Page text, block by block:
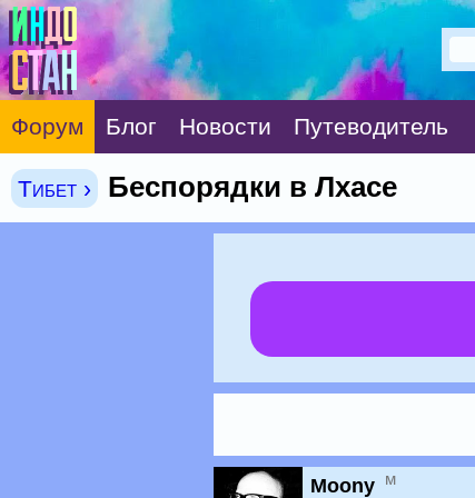
Форум Блог Новости Путеводитель
Тибет › Беспорядки в Лхасе
Moony м